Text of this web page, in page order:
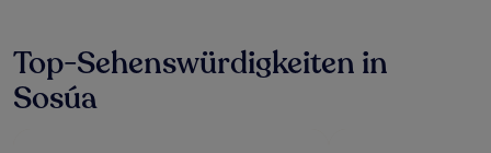
Top-Sehenswürdigkeiten in
Sosúa